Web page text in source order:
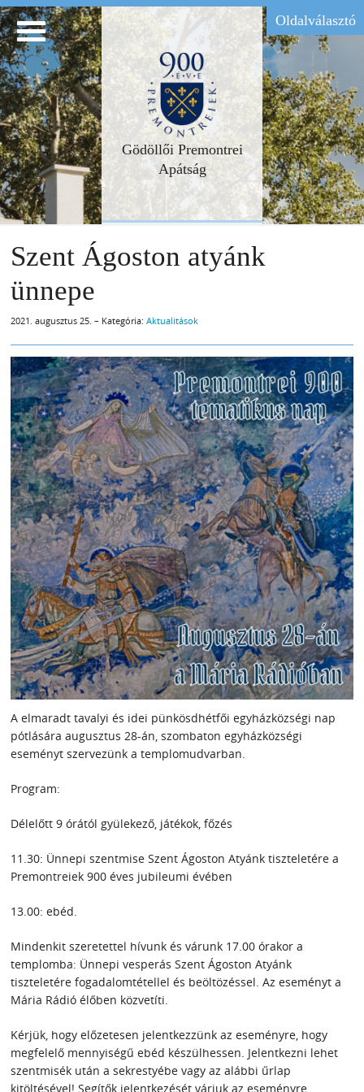
Oldalválasztó
Gödöllői Premontrei
Apátság
Szent Ágoston atyánk
ünnepe
2021. augusztus 25. – Kategória:Aktualitások
A elmaradt tavalyi és idei pünkösdhétfői egyházközségi nap
pótlására augusztus 28-án, szombaton egyházközségi
eseményt szervezünk a templomudvarban.
Program:
Délelőtt 9 órától gyülekező, játékok, főzés
11.30: Ünnepi szentmise Szent Ágoston Atyánk tiszteletére a
Premontreiek 900 éves jubileumi évében
13.00: ebéd.
Mindenkit szeretettel hívunk és várunk 17.00 órakor a
templomba: Ünnepi vesperás Szent Ágoston Atyánk
tiszteletére fogadalomtétellel és beöltözéssel. Az eseményt a
Mária Rádió élőben közvetíti.
Kérjük, hogy előzetesen jelentkezzünk az eseményre, hogy
megfelelő mennyiségű ebéd készülhessen. Jelentkezni lehet
szentmisék után a sekrestyébe vagy az alábbi űrlap
kitöltésével! Segítők jelentkezését várjuk az eseményre